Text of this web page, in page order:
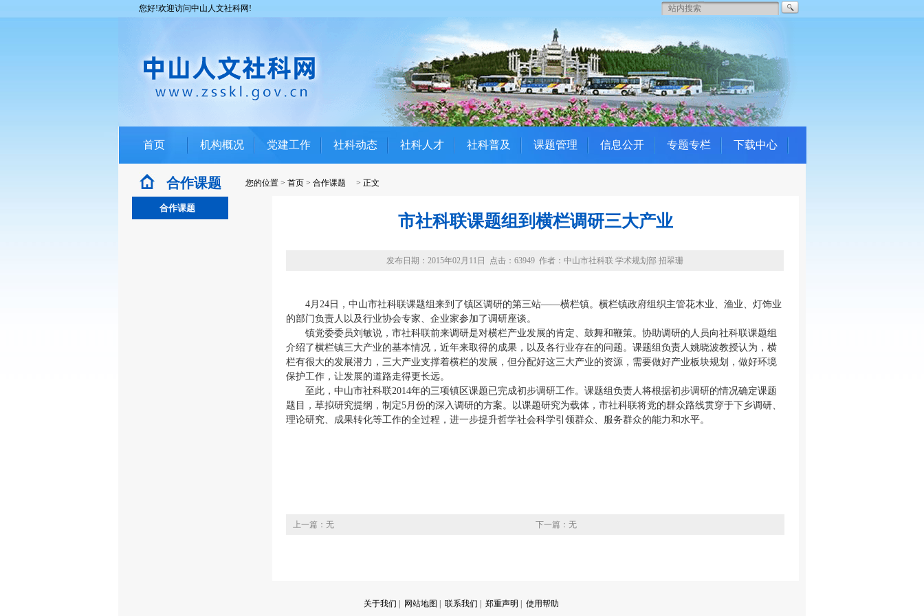
您好!欢迎访问中山人文社科网!
首页 机构概况 党建工作 社科动态 社科人才 社科普及 课题管理 信息公开 专题专栏 下载中心
合作课题 您的位置 > 首页 > 合作课题 > 正文
合作课题
市社科联课题组到横栏调研三大产业
发布日期：2015年02月11日 点击：63949 作者：中山市社科联 学术规划部 招翠珊
4月24日，中山市社科联课题组来到了镇区调研的第三站——横栏镇。横栏镇政府组织主管花木业、渔业、灯饰业
的部门负责人以及行业协会专家、企业家参加了调研座谈。
镇党委委员刘敏说，市社科联前来调研是对横栏产业发展的肯定、鼓舞和鞭策。协助调研的人员向社科联课题组
介绍了横栏镇三大产业的基本情况，近年来取得的成果，以及各行业存在的问题。课题组负责人姚晓波教授认为，横
栏有很大的发展潜力，三大产业支撑着横栏的发展，但分配好这三大产业的资源，需要做好产业板块规划，做好环境
保护工作，让发展的道路走得更长远。
至此，中山市社科联2014年的三项镇区课题已完成初步调研工作。课题组负责人将根据初步调研的情况确定课题
题目，草拟研究提纲，制定5月份的深入调研的方案。以课题研究为载体，市社科联将党的群众路线贯穿于下乡调研、
理论研究、成果转化等工作的全过程，进一步提升哲学社会科学引领群众、服务群众的能力和水平。
上一篇：无 下一篇：无
关于我们 网站地图 联系我们 郑重声明 使用帮助